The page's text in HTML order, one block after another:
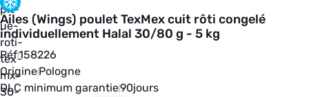
Ailes (Wings) poulet TexMex cuit rôti congelé
individuellement Halal 30/80 g - 5 kg
Réf158226
OriginePologne
DLC minimum garantie90jours